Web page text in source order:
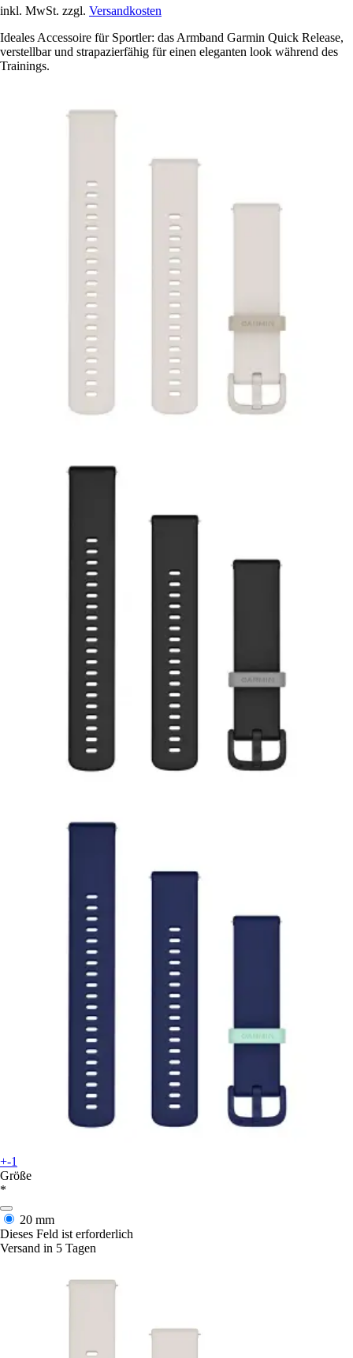
inkl. MwSt. zzgl. Versandkosten
Ideales Accessoire für Sportler: das Armband Garmin Quick Release,
verstellbar und strapazierfähig für einen eleganten look während des
Trainings.
+-1
Größe
*
20 mm
Dieses Feld ist erforderlich
Versand in 5 Tagen